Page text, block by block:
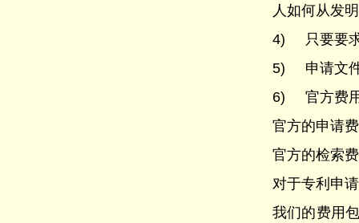
人如何从发
4) 只要要求
5) 申请文件
6) 官方费
官方的申请
官方的检索
对于专利申
我们的费用